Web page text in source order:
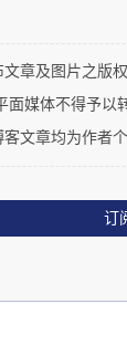
即时通信
，这些都是
。如果再
慢，字数
痕迹，都
。
及图片之版
面媒体不得予
文章均为作者
订